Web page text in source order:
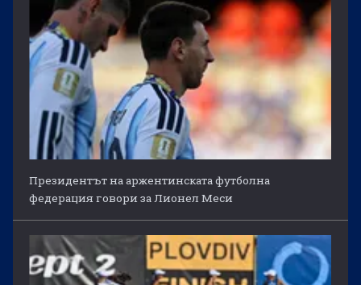
Президентът на аржентинската футболна
федерация говори за Лионел Меси